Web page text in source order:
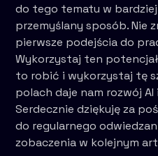
do tego tematu w
przemyślany sposób. Nie
pierwsze podejścia do
Wykorzystaj ten
to robić i wykorzystaj tę
polach daje nam rozwój
Serdecznie dziękuję za
do regularnego
zobaczenia w kolejnym